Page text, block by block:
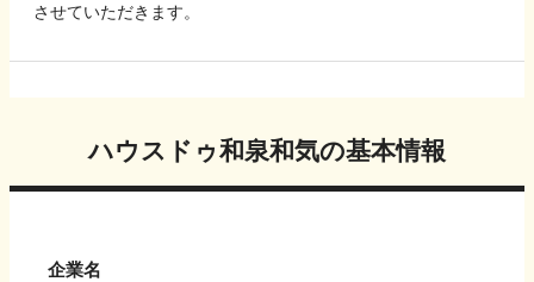
させていただきます。
ハウスドゥ和泉和気の基本情報
企業名